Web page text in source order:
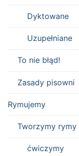
Dyktowane
Uzupełniane
To nie błąd!
Zasady pisowni
Rymujemy
Tworzymy rymy
ćwiczymy